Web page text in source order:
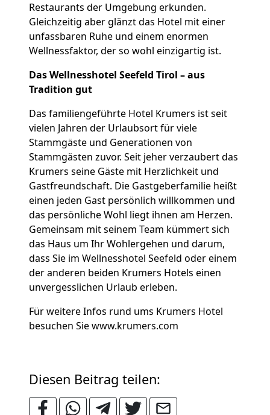
Restaurants der Umgebung erkunden.
Gleichzeitig aber glänzt das Hotel mit einer
unfassbaren Ruhe und einem enormen
Wellnessfaktor, der so wohl einzigartig ist.
Das Wellnesshotel Seefeld Tirol – aus
Tradition gut
Das familiengeführte Hotel Krumers ist seit
vielen Jahren der Urlaubsort für viele
Stammgäste und Generationen von
Stammgästen zuvor. Seit jeher verzaubert das
Krumers seine Gäste mit Herzlichkeit und
Gastfreundschaft. Die Gastgeberfamilie heißt
einen jeden Gast persönlich willkommen und
das persönliche Wohl liegt ihnen am Herzen.
Gemeinsam mit seinem Team kümmert sich
das Haus um Ihr Wohlergehen und darum,
dass Sie im Wellnesshotel Seefeld oder einem
der anderen beiden Krumers Hotels einen
unvergesslichen Urlaub erleben.
Für weitere Infos rund ums Krumers Hotel
besuchen Sie www.krumers.com
Diesen Beitrag teilen: